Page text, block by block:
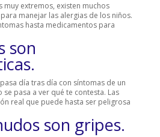
muy extremos, existen muchos
manejar las alergias de los niños.
hasta medicamentos para
son
día tras día con síntomas de un
pasa a ver qué te contesta. Las
real que puede hasta ser peligrosa
son gripes.